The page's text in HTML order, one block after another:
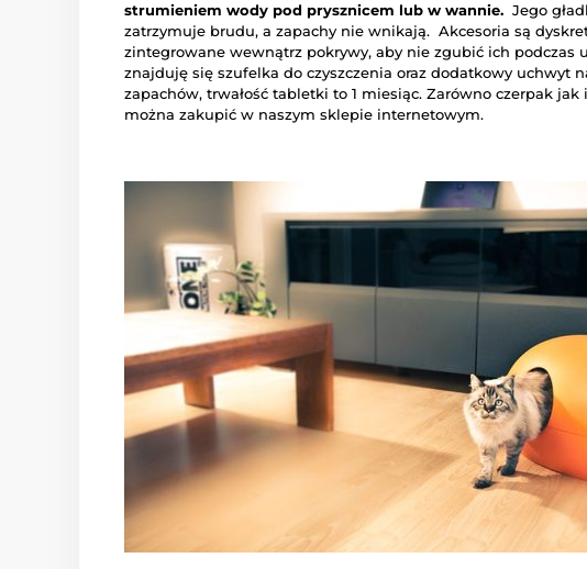
strumieniem wody pod prysznicem lub w wannie. Jego
zatrzymuje brudu, a zapachy nie wnikają. Akcesoria są
zintegrowane wewnątrz pokrywy, aby nie zgubić ich podczas
znajduję się szufelka do czyszczenia oraz dodatkowy uchwyt
zapachów, trwałość tabletki to 1 miesiąc. Zarówno czerpak
można zakupić w naszym sklepie internetowym.